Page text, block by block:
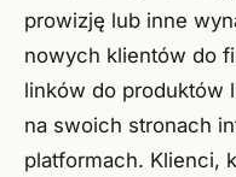
prowizję lub inne
nowych klientów do
linków do produktów
na swoich stronach
platformach. Klienci,